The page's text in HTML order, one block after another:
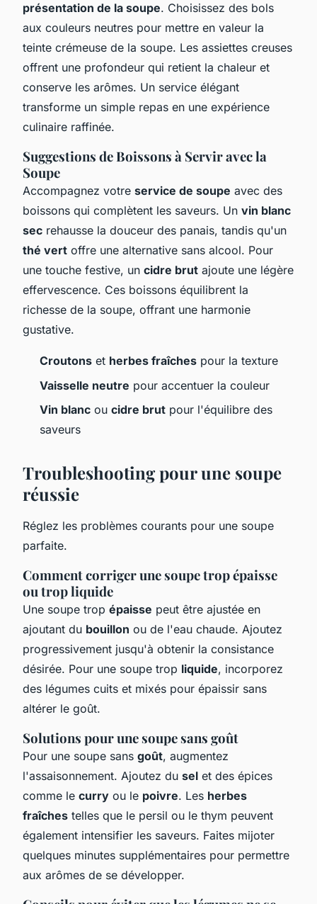
présentation de la soupe. Choisissez des bols
aux couleurs neutres pour mettre en valeur la
teinte crémeuse de la soupe. Les assiettes creuses
offrent une profondeur qui retient la chaleur et
conserve les arômes. Un service élégant
transforme un simple repas en une expérience
culinaire raffinée.
Suggestions de Boissons à Servir avec la
Soupe
Accompagnez votre service de soupe avec des
boissons qui complètent les saveurs. Un vin blanc
sec rehausse la douceur des panais, tandis qu'un
thé vert offre une alternative sans alcool. Pour
une touche festive, un cidre brut ajoute une légère
effervescence. Ces boissons équilibrent la
richesse de la soupe, offrant une harmonie
gustative.
Croutons et herbes fraîches pour la texture
Vaisselle neutre pour accentuer la couleur
Vin blanc ou cidre brut pour l'équilibre des
saveurs
Troubleshooting pour une soupe
réussie
Réglez les problèmes courants pour une soupe
parfaite.
Comment corriger une soupe trop épaisse
ou trop liquide
Une soupe trop épaisse peut être ajustée en
ajoutant du bouillon ou de l'eau chaude. Ajoutez
progressivement jusqu'à obtenir la consistance
désirée. Pour une soupe trop liquide, incorporez
des légumes cuits et mixés pour épaissir sans
altérer le goût.
Solutions pour une soupe sans goût
Pour une soupe sans goût, augmentez
l'assaisonnement. Ajoutez du sel et des épices
comme le curry ou le poivre. Les herbes
fraîches telles que le persil ou le thym peuvent
également intensifier les saveurs. Faites mijoter
quelques minutes supplémentaires pour permettre
aux arômes de se développer.